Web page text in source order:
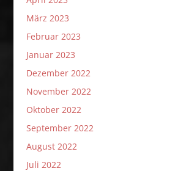
März 2023
Februar 2023
Januar 2023
Dezember 2022
November 2022
Oktober 2022
September 2022
August 2022
Juli 2022